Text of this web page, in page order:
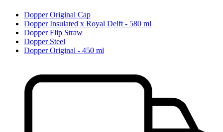
Dopper Original Cap
Dopper Insulated x Royal Delft - 580 ml
Dopper Flip Straw
Dopper Steel
Dopper Original - 450 ml